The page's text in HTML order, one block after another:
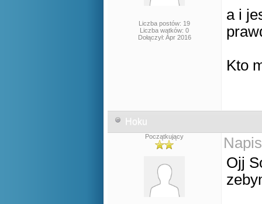
Liczba postów: 19
Liczba wątków: 0
Dołączył: Apr 2016
a i
Kto
Hoku
Początkujący
Ojj